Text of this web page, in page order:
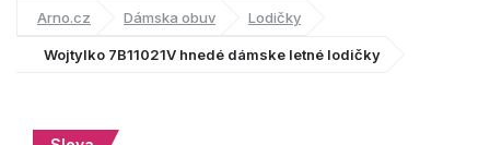
Arno.cz Dámska obuv Lodičky
Wojtylko 7B11021V hnedé dámske letné lodičky